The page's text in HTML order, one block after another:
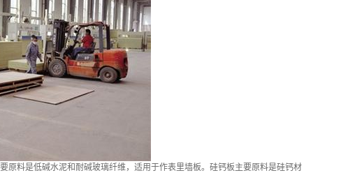
料是低碱水泥和耐碱玻璃纤维，适用于作表里墙板。硅钙板主要原料是硅钙材